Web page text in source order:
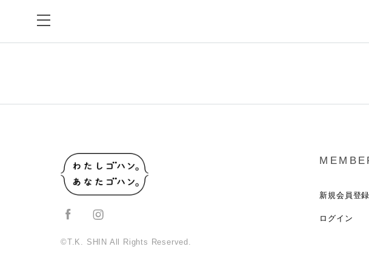
©T.K. SHIN All Rights Reserved.
新規会員登録
ログイン